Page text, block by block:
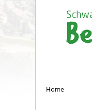
Home